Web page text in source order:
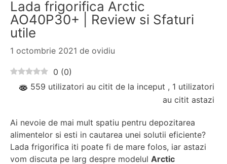
Lada frigorifica Arctic
AO40P30+ | Review si Sfaturi
utile
1 octombrie 2021 de ovidiu
0 (0)
559 utilizatori au citit de la inceput , 1 utilizatori
au citit astazi
Ai nevoie de mai mult spatiu pentru depozitarea
alimentelor si esti in cautarea unei solutii eficiente?
Lada frigorifica iti poate fi de mare folos, iar astazi
vom discuta pe larg despre modelul Arctic